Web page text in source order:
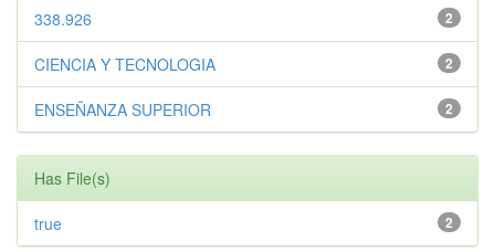
2
338.926
2
CIENCIA Y TECNOLOGIA
2
ENSEÑANZA SUPERIOR
Has File(s)
2
true